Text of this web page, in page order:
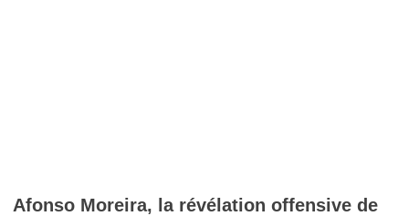
Afonso Moreira, la révélation offensive de